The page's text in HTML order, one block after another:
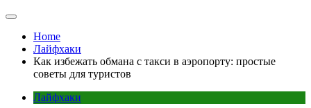
Home
Лайфхаки
Как избежать обмана с такси в аэропорту: простые
советы для туристов
Лайфхаки